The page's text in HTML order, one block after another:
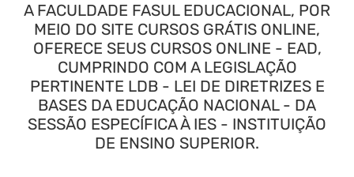
A FACULDADE FASUL EDUCACIONAL, POR
MEIO DO SITE CURSOS GRÁTIS ONLINE,
OFERECE SEUS CURSOS ONLINE - EAD,
CUMPRINDO COM A LEGISLAÇÃO
PERTINENTE LDB - LEI DE DIRETRIZES E
BASES DA EDUCAÇÃO NACIONAL - DA
SESSÃO ESPECÍFICA À IES - INSTITUIÇÃO
DE ENSINO SUPERIOR.